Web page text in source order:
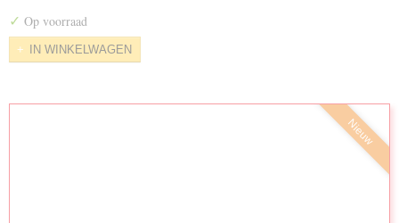
LuisterBoeken Gebruikt
Zeldzame DVD's
✓ Op voorraad
IN WINKELWAGEN
Nieuw